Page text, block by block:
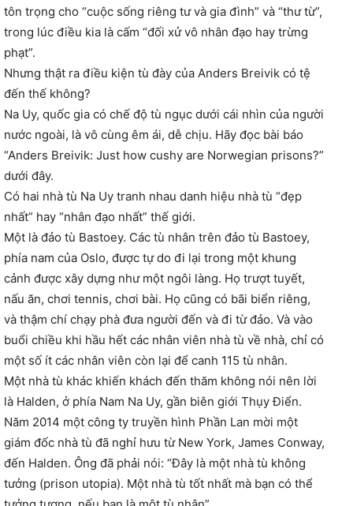
tôn trọng cho “cuộc sống riêng tư và gia đình” và “thư từ”,
trong lúc điều kia là cấm “đối xử vô nhân đạo hay trừng
phạt”.
Nhưng thật ra điều kiện tù đày của Anders Breivik có tệ
đến thế không?
Na Uy, quốc gia có chế độ tù ngục dưới cái nhìn của người
nước ngoài, là vô cùng êm ái, dễ chịu. Hãy đọc bài báo
“Anders Breivik: Just how cushy are Norwegian prisons?”
dưới đây.
Có hai nhà tù Na Uy tranh nhau danh hiệu nhà tù “đẹp
nhất” hay “nhân đạo nhất” thế giới.
Một là đảo tù Bastoey. Các tù nhân trên đảo tù Bastoey,
phía nam của Oslo, được tự do đi lại trong một khung
cảnh được xây dựng như một ngôi làng. Họ trượt tuyết,
nấu ăn, chơi tennis, chơi bài. Họ cũng có bãi biển riêng,
và thậm chí chạy phà đưa người đến và đi từ đảo. Và vào
buổi chiều khi hầu hết các nhân viên nhà tù về nhà, chỉ có
một số ít các nhân viên còn lại để canh 115 tù nhân.
Một nhà tù khác khiến khách đến thăm không nói nên lời
là Halden, ở phía Nam Na Uy, gần biên giới Thụy Điển.
Năm 2014 một công ty truyền hình Phần Lan mời một
giám đốc nhà tù đã nghỉ hưu từ New York, James Conway,
đến Halden. Ông đã phải nói: “Đây là một nhà tù không
tưởng (prison utopia). Một nhà tù tốt nhất mà bạn có thể